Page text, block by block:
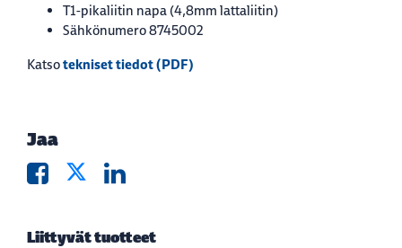
T1-pikaliitin napa (4,8mm lattaliitin)
Sähkönumero 8745002
Katsotekniset tiedot (PDF)
Jaa
Liittyvät tuotteet